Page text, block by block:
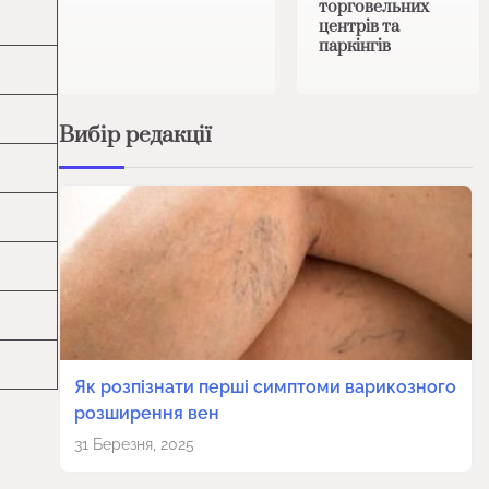
торговельних
центрів та
паркінгів
Вибір редакції
Як розпізнати перші симптоми варикозного
розширення вен
31 Березня, 2025